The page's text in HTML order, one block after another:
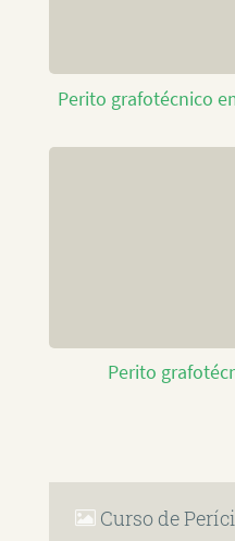
Perito grafotécnico
Perito
Curso de